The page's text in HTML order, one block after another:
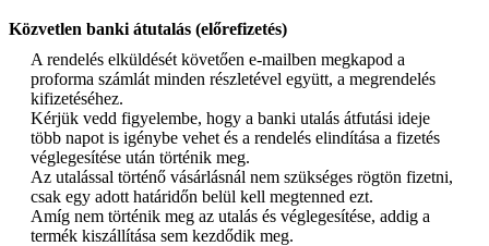
Közvetlen banki átutalás (előrefizetés)
A rendelés elküldését követően e-mailben megkapod a
proforma számlát minden részletével együtt, a megrendelés
kifizetéséhez.
Kérjük vedd figyelembe, hogy a banki utalás átfutási ideje
több napot is igénybe vehet és a rendelés elindítása a fizetés
véglegesítése után történik meg.
Az utalással történő vásárlásnál nem szükséges rögtön fizetni,
csak egy adott határidőn belül kell megtenned ezt.
Amíg nem történik meg az utalás és véglegesítése, addig a
termék kiszállítása sem kezdődik meg.